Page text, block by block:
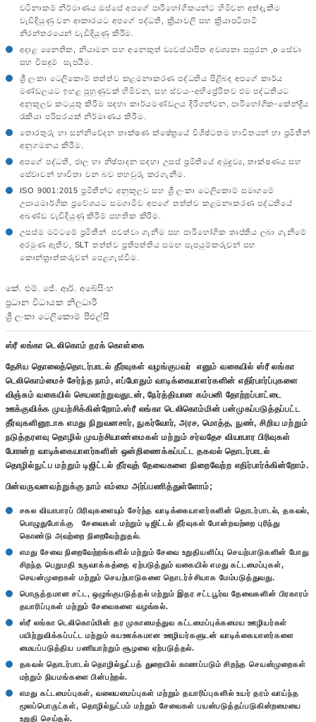
වටිනාකම් නිර්මාණය ඔස්සේ අපගේ පාරිභෝගිකයන්ට හිමිවන අත්දැකීම
වැඩිදියුණු වන ආකාරයට අපගේ පද්ධති, ක්‍රියාවලි සහ ක්‍රියාපටිපාටි
නිරන්තරයෙන් වැඩිදියුණු කිරීම.
අදාළ නෛතික, නියාමන සහ අනෙකුත් ව්‍යවස්ථාපිත අවශ්‍යතා සපුරන ,o සේවා
සහ විසඳුම් සැපයීම.
ශ්‍රී ලංකා ටෙලිකොම් තත්ත්ව කළමනාකරණ පද්ධතිය පිළිබඳ අපගේ කාර්ය
මණ්ඩලයට ඉහළ පුහුණුවක් හිමිවන, සහ ස්වයං-අභිප්‍රේරිතව එම පද්ධතියට
අනුකූලව කටයුතු කිරීම සඳහා කාර්යමණ්ඩලය දිරිගන්වන, පාරිභෝගික-කේන්ද්‍රීය
රැකියා පරිසරයක් නිර්මාණය කිරීම.
තොරතුරු හා සන්නිවේදන තාක්ෂණ ක්ෂේත්‍රයේ විශිෂ්ටතම භාවිතයන් හා ප්‍රමිතීන්
අනුගමනය කිරීම.
අපගේ පද්ධති, ජාල හා නිෂ්පාදන සඳහා උසස් ප්‍රමිතියේ අමුද්‍රව්‍ය, තාක්ෂණය සහ
සේවාවන් භාවිතා වන බව තහවුරු කරගැනීම.
ISO 9001:2015 ප්‍රමිතීන්ට අනුකූලව සහ ශ්‍රී ලංකා ටෙලිකොම් සමාගමේ
උපායමාර්ගික ප්‍රවේශයට සමගාමීව අපගේ තත්ත්ව කළමනාකරණ පද්ධතියේ
අඛණ්ඩ වැඩිදියුණු කිරීම් සහතික කිරීම.
උසස්ම මට්ටමේ ප්‍රමිතීන් පවත්වා ගැනීම සහ පාරිභෝගික තෘප්තිය ලබා ගැනීමේ
අරමුණ ඇතිව, SLT තත්ත්ව ප්‍රතිපත්තිය සමඟ සැපයුම්කරුවන් සහ
කොන්ත්‍රාත්කරුවන් පෙළගැස්වීම.
කේ. එම්. ජේ. ආර්. අබේසිංහ
ප්‍රධාන විධායක නිලධාරී
ශ්‍රී ලංකා ටෙලිකොම් පීඑල්සී
ஸ்ரீ லங்கா டெலிகொம் தரக் கொள்கை
தேசிய தொலைத்தொடர்பாடல் தீர்வுகள் வழங்குபவர் எனும் வகையில் ஸ்ரீ லங்கா
டெலிகொம்மைச் சேர்ந்த நாம், எப்போதும் வாடிக்கையாளர்களின் எதிர்பார்ப்புகளை
விஞ்சும் வகையில் செயலாற்றுவதுடன், நேர்த்தியான கம்பனி தோற்றப்பாட்டை
ஊக்குவிக்க முயற்சிக்கின்றோம்.ஸ்ரீ லங்கா டெலிகொம்மின் பன்முகப்படுத்தப்பட்ட
தீர்வுகளினூடாக எமது நிறுவனசார், நுகர்வோர், அரச, மொத்த, நுண், சிறிய மற்றும்
நடுத்தரளவு தொழில் முயற்சியாண்மைகள் மற்றும் சர்வதேச வியாபார பிரிவுகள்
போான்ற வாடிக்கையாளர்களின் ஒன்றிணைக்கப்பட்ட தகவல் தொடர்பாடல்
தொழில்நுட்ப மற்றும் டிஜிட்டல் தீர்வுத் தேவைகளை நிறைவேற்ற எதிர்பார்க்கின்றோம்.
பின்வருவனவற்றுக்கு நாம் எம்மை அர்ப்பணித்துள்ளோம்;
சகல வியாபாரப் பிரிவுகளையும் சேர்ந்த வாடிக்கையாளர்களின் தொடர்பாடல், தகவல்,
பொழுதுபோக்கு சேவைகள் மற்றும் டிஜிட்டல் தீர்வுகள் போன்றவற்றை புரிந்து
கொண்டு அவற்றை நிறைவேற்றுதல்.
எமது சேவை நிறைவேற்றங்களில் மற்றும் சேவை உறுதியளிப்பு செயற்பாடுகளின் போது
சிறந்த பெறுமதி உருவாக்கத்தை ஏற்படுத்தும் வகையில் எமது கட்டமைப்புகள்,
செயன்முறைகள் மற்றும் செயற்பாடுகளை தொடர்ச்சியாக மேம்படுத்துவது.
பொருத்தமான சட்ட, ஒழுங்குபடுத்தல் மற்றும் இதர சட்டபூர்வ தேவைகளின் பிரகாரம்
தயாரிப்புகள் மற்றும் சேவைகளை வழங்கல்.
ஸ்ரீ லங்கா டெலிகொம்மின் தர முகாமைத்துவ கட்டமைப்புக்கமைய ஊழியர்கள்
பயிற்றுவிக்கப்பட்ட மற்றும் சுயஊக்கமான ஊழியர்களுடன் வாடிக்கையாளர்களை
மையப்படுத்திய பணியாற்றும் சூழலை ஏற்படுத்தல்.
தகவல் தொடர்பாடல் தொழில்நுட்பத் துறையில் காணப்படும் சிறந்த செயன்முறைகள்
மற்றும் நியமங்களை பின்பற்றல்.
எமது கட்டமைப்புகள், வலையமைப்புகள் மற்றும் தயாரிப்புகளில் உயர் தரம் வாய்ந்த
மூலப்பொருட்கள், தொழில்நுட்பம் மற்றும் சேவைகள் பயன்படுத்தப்படுகின்றமையை
உறுதி செய்தல்.